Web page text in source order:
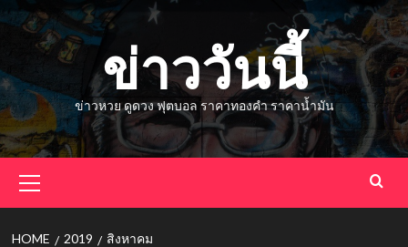
Skip
ข่าววันนี้
ข่าวหวย ดูดวง ฟุตบอล ราคาทองคำ ราคาน้ำมัน
Menu
HOME 2019 สิงหาคม